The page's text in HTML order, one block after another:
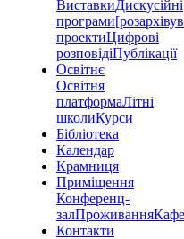
ВиставкиДискусійні
програми
проектиЦифрові
розповідіПублікації
Освітнє
Освітня
платформаЛітні
школиКурси
Бібліотека
Календар
Крамниця
Приміщення
Конференц-
залПроживанняКафе
Контакти